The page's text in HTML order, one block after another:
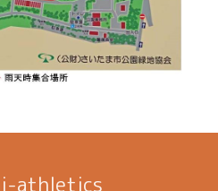
athletics